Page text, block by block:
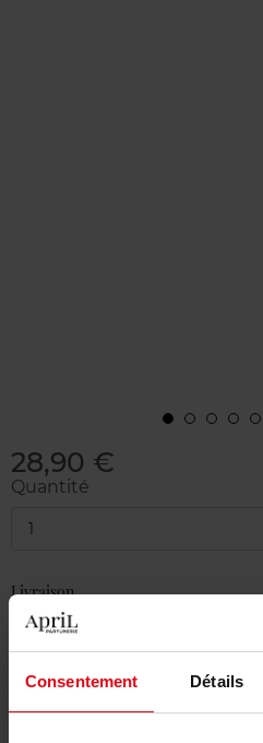
Consentement Détails
28,90 €
Quantité
1
Livraison
En stock